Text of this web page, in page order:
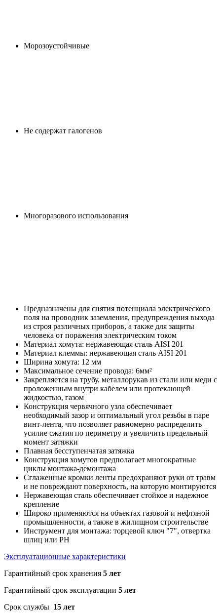
Морозоустойчивые
Не содержат галогенов
Многоразового использования
Предназначены для снятия потенциала электрического
поля на проводник заземления, предупреждения выхода
из строя различных приборов, а также для защиты
человека от поражения электрическим током
Материал хомута: нержавеющая сталь AISI 201
Материал клеммы: нержавеющая сталь AISI 201
Ширина хомута: 12 мм
Максимальное сечение провода: 6мм²
Закрепляется на трубу, металлорукав из стали или меди с
проложенным внутри кабелем или протекающей
жидкостью, газом
Конструкция червячного узла обеспечивает
необходимый зазор и оптимальный угол резьбы в паре
винт-лента, что позволяет равномерно распределить
усилие сжатия по периметру и увеличить предельный
момент затяжки
Плавная бесступенчатая затяжка
Конструкция хомутов предполагает многократные
циклы монтажа-демонтажа
Сглаженные кромки ленты предохраняют руки от травм
и не повреждают поверхность, на которую монтируются
Нержавеющая сталь обеспечивает стойкое и надежное
крепление
Широко применяются на объектах газовой и нефтяной
промышленности, а также в жилищном строительстве
Инструмент для монтажа: торцевой ключ "7", отвертка
шлиц или PH
Эксплуатационные характеристики
Гарантийный срок хранения 5 лет
Гарантийный срок эксплуатации 5 лет
Срок службы 15 лет